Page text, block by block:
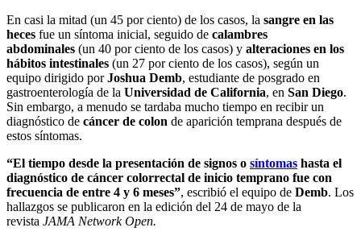
En casi la mitad (un 45 por ciento) de los casos, la sangre en las
heces fue un síntoma inicial, seguido de calambres
abdominales (un 40 por ciento de los casos) y alteraciones en los
hábitos intestinales (un 27 por ciento de los casos), según un
equipo dirigido porJoshua Demb, estudiante de posgrado en
gastroenterología de la Universidad de California, en San Diego.
Sin embargo, a menudo se tardaba mucho tiempo en recibir un
diagnóstico de cáncer de colon de aparición temprana después de
estos síntomas.
“El tiempo desde la presentación de signos o síntomas hasta el
diagnóstico de cáncer colorrectal de inicio temprano fue con
frecuencia de entre 4 y 6 meses”, escribió el equipo de Demb. Los
hallazgos se publicaron en la edición del 24 de mayo de la
revista JAMA Network Open.